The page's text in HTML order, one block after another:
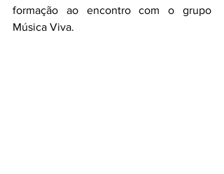
formação ao encontro com o grupo
Música Viva.